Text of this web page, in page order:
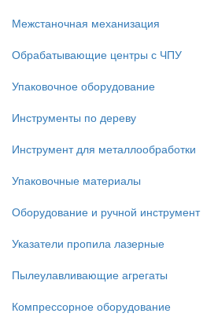
Межстаночная механизация
Обрабатывающие центры с ЧПУ
Упаковочное оборудование
Инструменты по дереву
Инструмент для металлообработки
Упаковочные материалы
Оборудование и ручной инструмент
Указатели пропила лазерные
Пылеулавливающие агрегаты
Компрессорное оборудование